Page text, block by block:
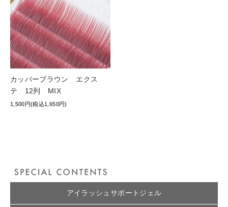
カッパーブラウン エクス
テ 12列 MIX
1,500円(税込1,650円)
アイラッシュサポートジェル